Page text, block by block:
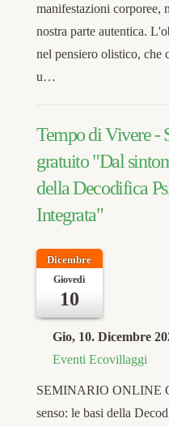
manifestazioni corporee,
nostra parte autentica.
nel pensiero olistico, che
u…
Tempo di Vivere -
gratuito "Dal
della Decodifica
Integrata"
Dicembre
Giovedì
10
Gio, 10. Dicembre
Eventi Ecovillaggi
SEMINARIO ONLINE
senso: le basi della